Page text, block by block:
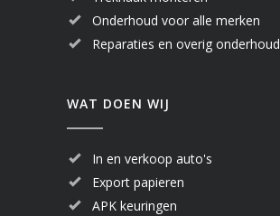
Onderhoud voor alle merken
Reparaties en overig onderhoud
WAT DOEN WIJ
In en verkoop auto's
Export papieren
APK keuringen